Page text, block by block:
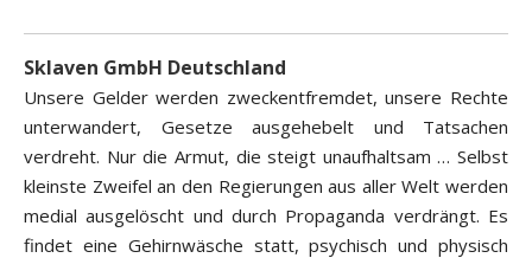
Sklaven GmbH Deutschland
Unsere Gelder werden zweckentfremdet, unsere Rechte
unterwandert, Gesetze ausgehebelt und Tatsachen
verdreht. Nur die Armut, die steigt unaufhaltsam … Selbst
kleinste Zweifel an den Regierungen aus aller Welt werden
medial ausgelöscht und durch Propaganda verdrängt. Es
findet eine Gehirnwäsche statt, psychisch und physisch